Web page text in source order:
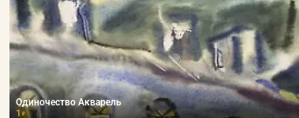
Одиночество Акварель
1 ₽